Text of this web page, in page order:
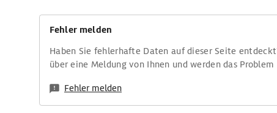
Fehler melden
Haben Sie fehlerhafte Daten auf dieser Seite
über eine Meldung von Ihnen und werden das Problem
Fehler melden